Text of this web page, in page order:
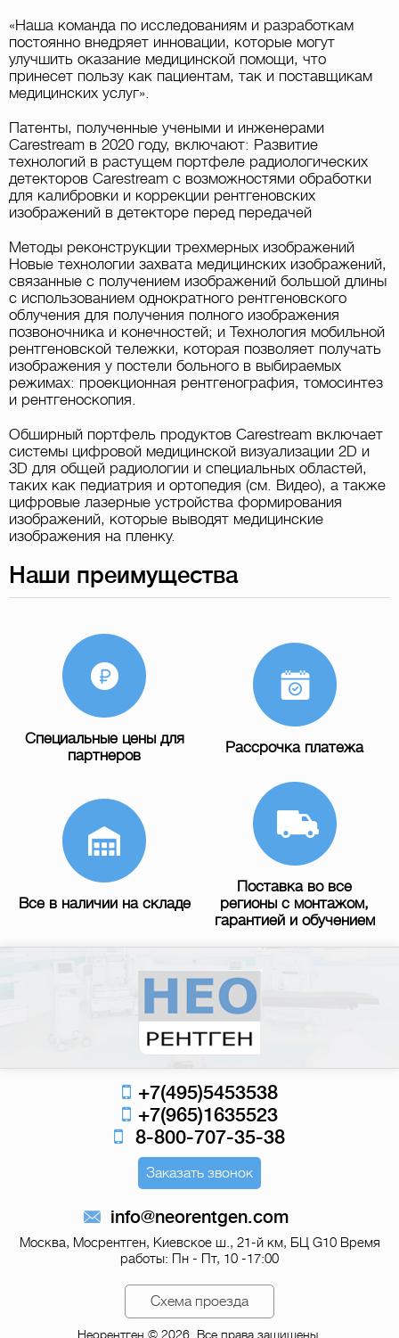
«Наша команда по исследованиям и разработкам
постоянно внедряет инновации, которые могут
улучшить оказание медицинской помощи, что
принесет пользу как пациентам, так и поставщикам
медицинских услуг».
Патенты, полученные учеными и инженерами
Carestream в 2020 году, включают: Развитие
технологий в растущем портфеле радиологических
детекторов Carestream с возможностями обработки
для калибровки и коррекции рентгеновских
изображений в детекторе перед передачей
Методы реконструкции трехмерных изображений
Новые технологии захвата медицинских изображений,
связанные с получением изображений большой длины
с использованием однократного рентгеновского
облучения для получения полного изображения
позвоночника и конечностей; и Технология мобильной
рентгеновской тележки, которая позволяет получать
изображения у постели больного в выбираемых
режимах: проекционная рентгенография, томосинтез
и рентгеноскопия.
Обширный портфель продуктов Carestream включает
системы цифровой медицинской визуализации 2D и
3D для общей радиологии и специальных областей,
таких как педиатрия и ортопедия (см. Видео), а также
цифровые лазерные устройства формирования
изображений, которые выводят медицинские
изображения на пленку.
Наши преимущества
Специальные цены для
партнеров
Рассрочка платежа
Все в наличии на складе
Поставка во все
регионы с монтажом,
гарантией и обучением
+7(495)5453538
+7(965)1635523
8-800-707-35-38
Заказать звонок
info@neorentgen.com
Москва, Мосрентген, Киевское ш., 21-й км, БЦ G10Время
работы: Пн - Пт, 10 -17:00
Схема проезда
Неорентген © 2026. Все права защищены.